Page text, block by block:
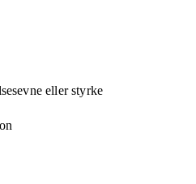
eller styrke